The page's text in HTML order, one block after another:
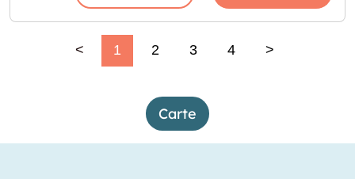
< 1 2 3 4 >
Carte